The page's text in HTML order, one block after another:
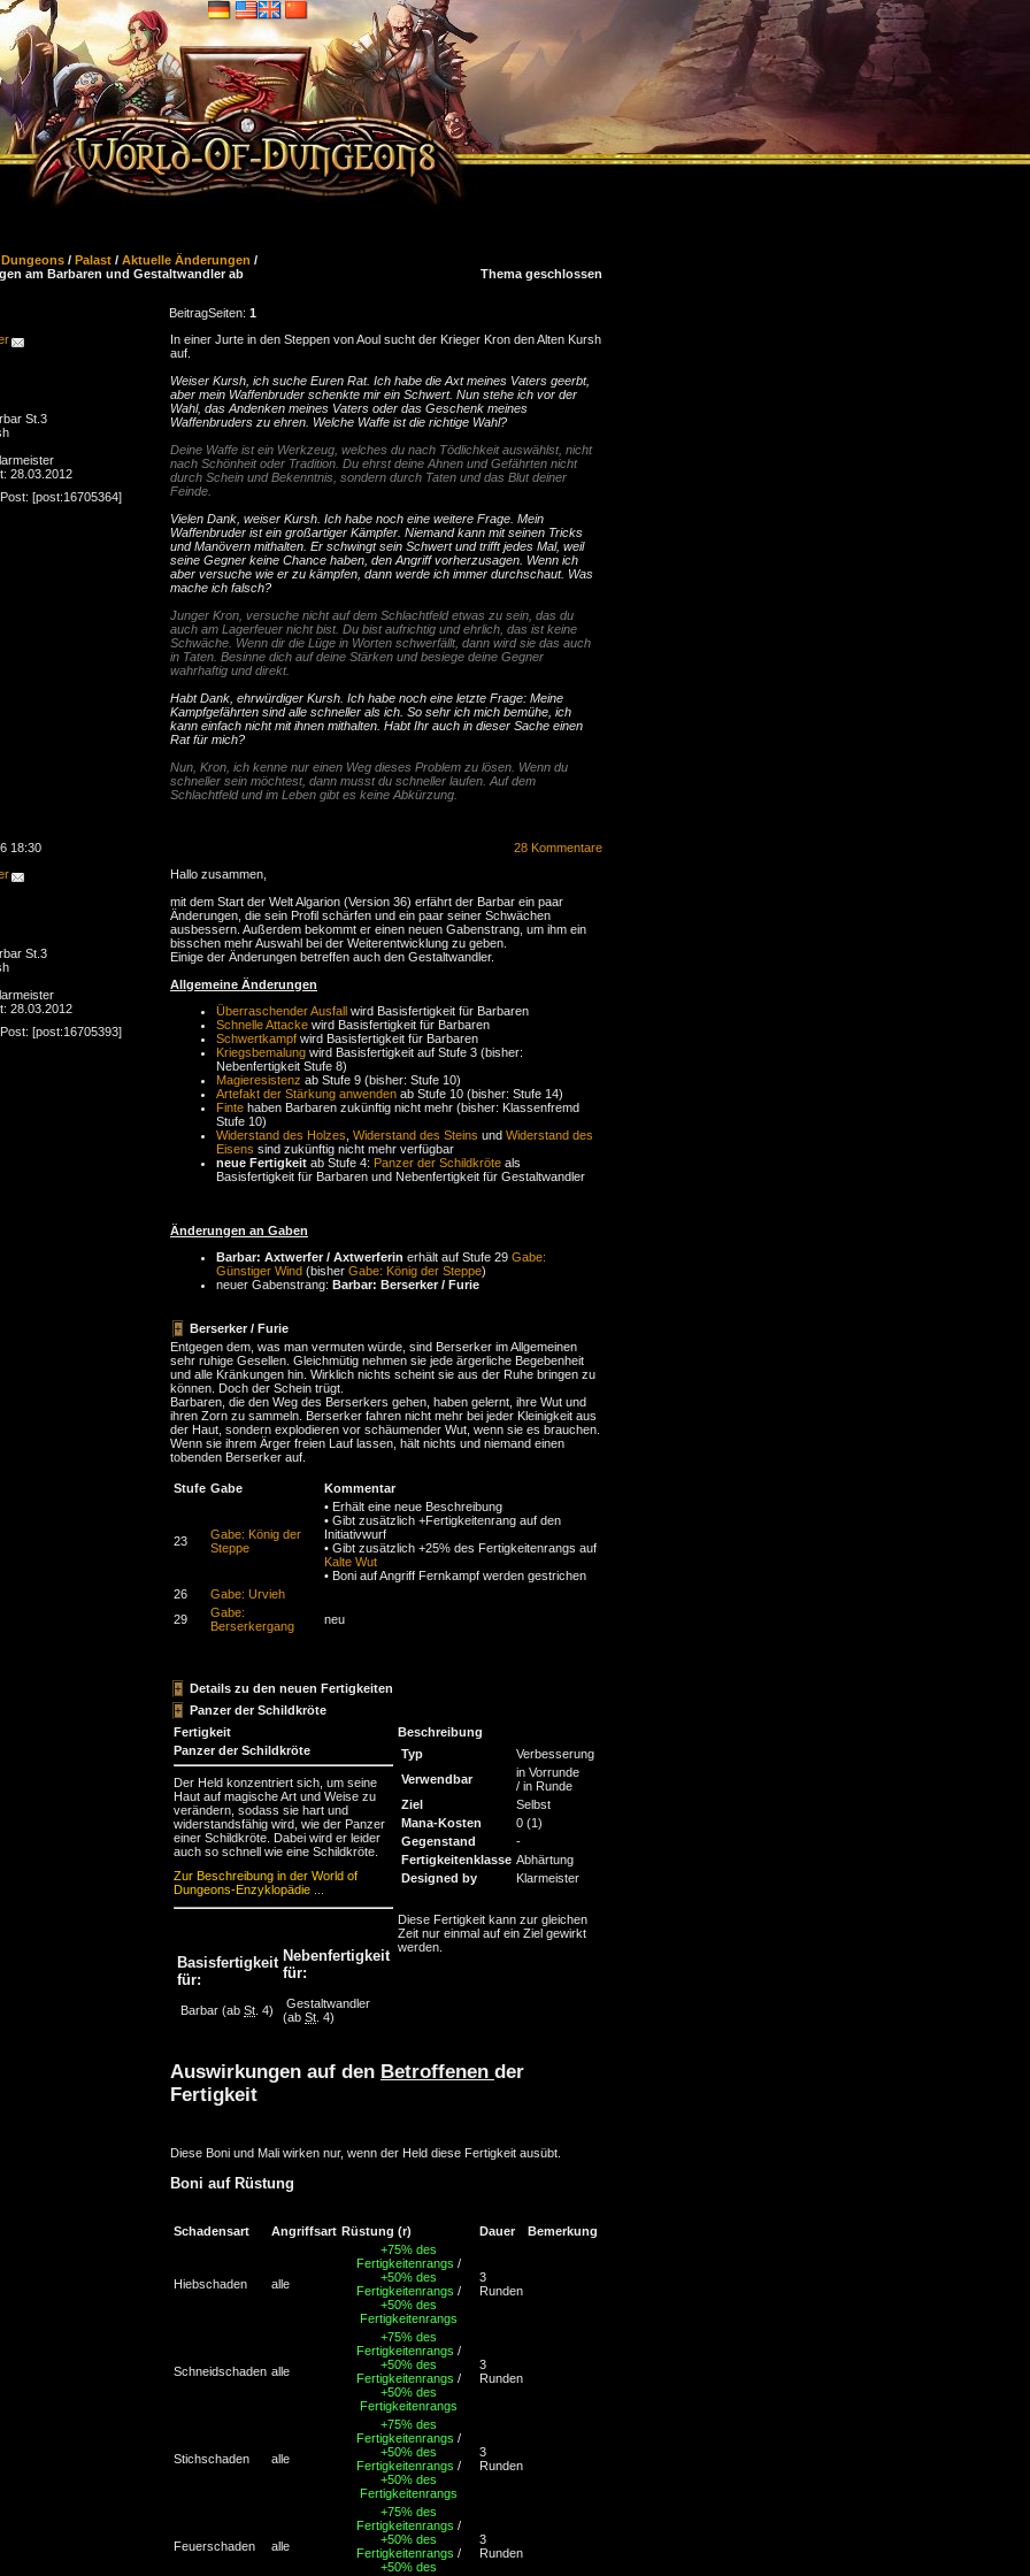
/ Palast / Aktuelle Änderungen /
am Barbaren und Gestaltwandler ab
Thema geschlossen
BeitragSeiten: 1
St.3
28.03.2012
Post: [post:16705364]
In einer Jurte in den Steppen von Aoul sucht der Krieger Kron den Alten Kursh
auf.
Weiser Kursh, ich suche Euren Rat. Ich habe die Axt meines Vaters geerbt,
aber mein Waffenbruder schenkte mir ein Schwert. Nun stehe ich vor der
Wahl, das Andenken meines Vaters oder das Geschenk meines
Waffenbruders zu ehren. Welche Waffe ist die richtige Wahl?
Deine Waffe ist ein Werkzeug, welches du nach Tödlichkeit auswählst, nicht
nach Schönheit oder Tradition. Du ehrst deine Ahnen und Gefährten nicht
durch Schein und Bekenntnis, sondern durch Taten und das Blut deiner
Feinde.
Vielen Dank, weiser Kursh. Ich habe noch eine weitere Frage. Mein
Waffenbruder ist ein großartiger Kämpfer. Niemand kann mit seinen Tricks
und Manövern mithalten. Er schwingt sein Schwert und trifft jedes Mal, weil
seine Gegner keine Chance haben, den Angriff vorherzusagen. Wenn ich
aber versuche wie er zu kämpfen, dann werde ich immer durchschaut. Was
mache ich falsch?
Junger Kron, versuche nicht auf dem Schlachtfeld etwas zu sein, das du
auch am Lagerfeuer nicht bist. Du bist aufrichtig und ehrlich, das ist keine
Schwäche. Wenn dir die Lüge in Worten schwerfällt, dann wird sie das auch
in Taten. Besinne dich auf deine Stärken und besiege deine Gegner
wahrhaftig und direkt.
Habt Dank, ehrwürdiger Kursh. Ich habe noch eine letzte Frage: Meine
Kampfgefährten sind alle schneller als ich. So sehr ich mich bemühe, ich
kann einfach nicht mit ihnen mithalten. Habt Ihr auch in dieser Sache einen
Rat für mich?
Nun, Kron, ich kenne nur einen Weg dieses Problem zu lösen. Wenn du
schneller sein möchtest, dann musst du schneller laufen. Auf dem
Schlachtfeld und im Leben gibt es keine Abkürzung.
18:30
28 Kommentare
St.3
28.03.2012
Post: [post:16705393]
Hallo zusammen,
mit dem Start der Welt Algarion (Version 36) erfährt der Barbar ein paar
Änderungen, die sein Profil schärfen und ein paar seiner Schwächen
ausbessern. Außerdem bekommt er einen neuen Gabenstrang, um ihm ein
bisschen mehr Auswahl bei der Weiterentwicklung zu geben.
Einige der Änderungen betreffen auch den Gestaltwandler.
Allgemeine Änderungen
Überraschender Ausfall wird Basisfertigkeit für Barbaren
Schnelle Attacke wird Basisfertigkeit für Barbaren
Schwertkampf wird Basisfertigkeit für Barbaren
Kriegsbemalung wird Basisfertigkeit auf Stufe 3 (bisher:
Nebenfertigkeit Stufe 8)
Magieresistenz ab Stufe 9 (bisher: Stufe 10)
Artefakt der Stärkung anwenden ab Stufe 10 (bisher: Stufe 14)
Finte haben Barbaren zukünftig nicht mehr (bisher: Klassenfremd
Stufe 10)
Widerstand des Holzes Widerstand des Steins und Widerstand des
Eisens sind zukünftig nicht mehr verfügbar
neue Fertigkeit ab Stufe 4: Panzer der Schildkröte als
Basisfertigkeit für Barbaren und Nebenfertigkeit für Gestaltwandler
Änderungen an Gaben
Barbar: Axtwerfer / Axtwerferin erhält auf Stufe 29 Gabe:
Günstiger Wind (bisher Gabe: König der Steppe)
neuer Gabenstrang: Barbar: Berserker / Furie
Berserker / Furie
Entgegen dem, was man vermuten würde, sind Berserker im Allgemeinen
sehr ruhige Gesellen. Gleichmütig nehmen sie jede ärgerliche Begebenheit
und alle Kränkungen hin. Wirklich nichts scheint sie aus der Ruhe bringen zu
können. Doch der Schein trügt.
Barbaren, die den Weg des Berserkers gehen, haben gelernt, ihre Wut und
ihren Zorn zu sammeln. Berserker fahren nicht mehr bei jeder Kleinigkeit aus
der Haut, sondern explodieren vor schäumender Wut, wenn sie es brauchen.
Wenn sie ihrem Ärger freien Lauf lassen, hält nichts und niemand einen
tobenden Berserker auf.
Stufe Gabe Kommentar
23
Gabe: König der
Steppe
• Erhält eine neue Beschreibung
• Gibt zusätzlich +Fertigkeitenrang auf den
Initiativwurf
• Gibt zusätzlich +25% des Fertigkeitenrangs auf
Kalte Wut
• Boni auf Angriff Fernkampf werden gestrichen
26
Gabe: Urvieh
29
Gabe:
Berserkergang
neu
Details zu den neuen Fertigkeiten
Panzer der Schildkröte
Fertigkeit
Beschreibung
Panzer der Schildkröte
Der Held konzentriert sich, um seine
Haut auf magische Art und Weise zu
verändern, sodass sie hart und
widerstandsfähig wird, wie der Panzer
einer Schildkröte. Dabei wird er leider
auch so schnell wie eine Schildkröte.
Zur Beschreibung in der World of
Dungeons-Enzyklopädie ...
Basisfertigkeit
für:
Barbar (ab St . 4)
Nebenfertigkeit
für:
Gestaltwandler
(ab St . 4)
Typ
Verbesserung
Verwendbar
in Vorrunde
/ in Runde
Ziel
Selbst
Mana-Kosten
0 (1)
Gegenstand
-
Fertigkeitenklasse Abhärtung
Designed by
Klarmeister
Diese Fertigkeit kann zur gleichen
Zeit nur einmal auf ein Ziel gewirkt
werden.
Auswirkungen auf den Betroffenen der
Fertigkeit
Diese Boni und Mali wirken nur, wenn der Held diese Fertigkeit ausübt.
Boni auf Rüstung
Schadensart Angriffsart Rüstung (r) Dauer Bemerkung
Hiebschaden alle
+75% des
Fertigkeitenrangs /
+50% des
Fertigkeitenrangs /
+50% des
Fertigkeitenrangs
3
Runden
Schneidschaden alle
+75% des
Fertigkeitenrangs /
+50% des
Fertigkeitenrangs /
+50% des
Fertigkeitenrangs
3
Runden
Stichschaden alle
+75% des
Fertigkeitenrangs /
+50% des
Fertigkeitenrangs /
+50% des
Fertigkeitenrangs
3
Runden
Feuerschaden alle
+75% des
Fertigkeitenrangs /
+50% des
Fertigkeitenrangs /
+50% des
3
Runden